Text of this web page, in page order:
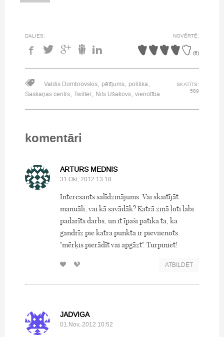
DALIES: NOVĒRTĒ:
(6)
Valdis Dombrovskis, pētījums, politika,
Saskaņas centrs, Twitter, Nils Ušakovs, vienotība
SKATĪTS:
589
komentāri
ARTURS MEDNIS
31.Okt, 2012 13:18
Interesants salīdzinājums. Vai skaitījāt
manuāli, vai kā savādāk? Katrā ziņā ļoti labi
padarīts darbs, un it īpaši patika ta, ka
gandrīz pie katra punkta ir pieviienots
"mērķis pierādīt vai apgāzt". Turpiniet!
ATBILDĒT
JADVIGA
01.Nov, 2012 10:52